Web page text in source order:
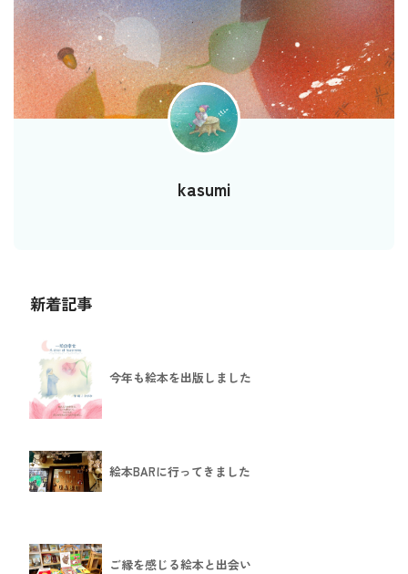
kasumi
新着記事
今年も絵本を出版しました
絵本BARに行ってきました
ご縁を感じる絵本と出会い